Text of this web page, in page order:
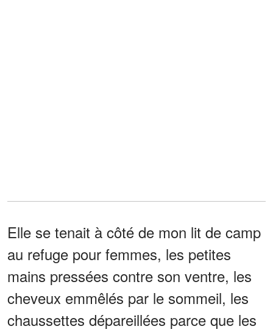
Elle se tenait à côté de mon lit de camp
au refuge pour femmes, les petites
mains pressées contre son ventre, les
cheveux emmêlés par le sommeil, les
chaussettes dépareillées parce que les